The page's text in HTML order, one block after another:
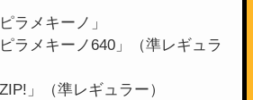
ラメキーノ」
ラメキーノ640」（準レギュラ
」（準レギュラー）